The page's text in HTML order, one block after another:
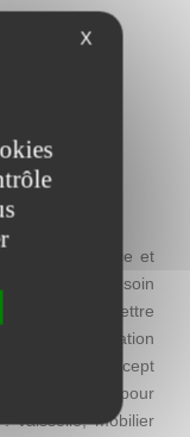
mettre en place et
originalité ? Besoin
? Envie de mettre
de location
Loca Concept
avez besoin pour
vaisselle, mobilier
X